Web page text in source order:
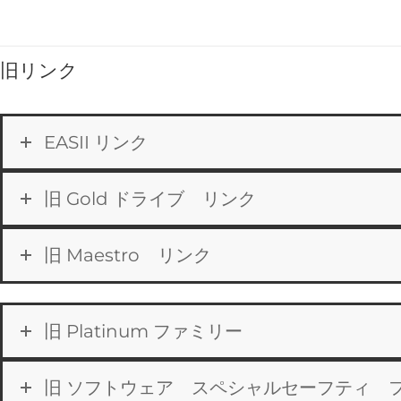
旧リンク
EASII リンク
旧 Gold ドライブ リンク
旧 Maestro リンク
旧 Platinum ファミリー
旧 ソフトウェア スペシャルセーフティ